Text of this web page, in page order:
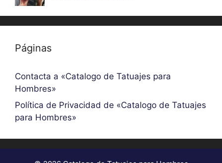
Páginas
Contacta a «Catalogo de Tatuajes para
Hombres»
Política de Privacidad de «Catalogo de Tatuajes
para Hombres»